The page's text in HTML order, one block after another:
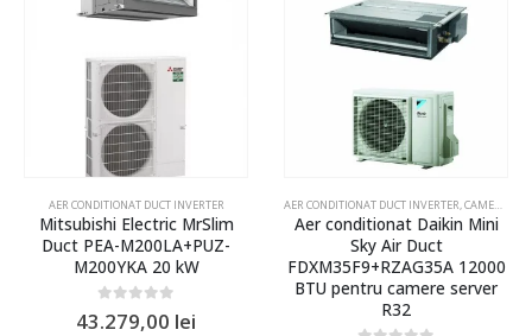
AER CONDITIONAT DUCT INVERTER
Mitsubishi Electric MrSlim
Duct PEA-M200LA+PUZ-
M200YKA 20 kW
out of 5
43.279,00 lei
AER CONDITIONAT DUCT INVERTER,CAMERE SERVER, RACIRE TEHNICA
Aer conditionat Daikin Mini
Sky Air Duct
FDXM35F9+RZAG35A 12000
BTU pentru camere server
R32